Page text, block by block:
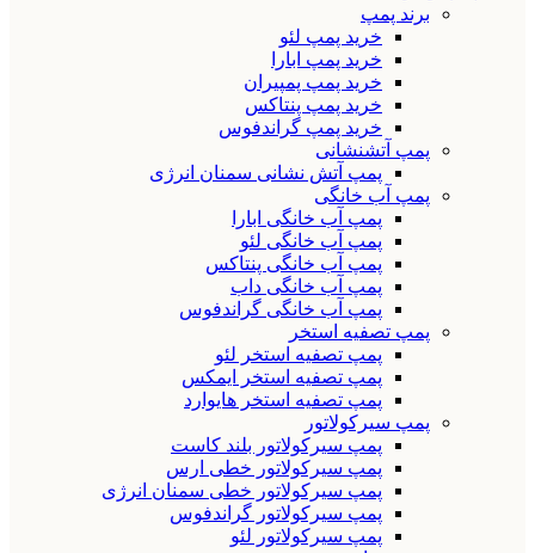
برند پمپ
خرید پمپ لئو
خرید پمپ ابارا
خرید پمپ پمپیران
خرید پمپ پنتاکس
خرید پمپ گراندفوس
پمپ آتشنشانی
پمپ آتش نشانی سمنان انرژی
پمپ آب خانگی
پمپ آب خانگی ابارا
پمپ آب خانگی لئو
پمپ آب خانگی پنتاکس
پمپ آب خانگی داب
پمپ آب خانگی گراندفوس
پمپ تصفیه استخر
پمپ تصفیه استخر لئو
پمپ تصفیه استخر ایمکس
پمپ تصفیه استخر هایوارد
پمپ سیرکولاتور
پمپ سیرکولاتور بلند کاست
پمپ سیرکولاتور خطی ارس
پمپ سیرکولاتور خطی سمنان انرژی
پمپ سیرکولاتور گراندفوس
پمپ سیرکولاتور لئو